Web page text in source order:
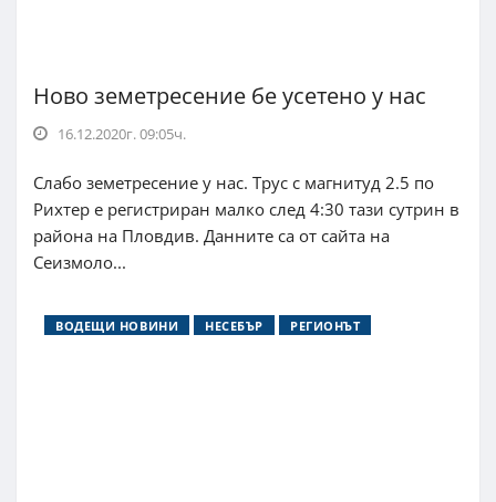
Ново земетресение бе усетено у нас
16.12.2020г. 09:05ч.
Слабо земетресение у нас. Трус с магнитуд 2.5 по
Рихтер е регистриран малко след 4:30 тази сутрин в
района на Пловдив. Данните са от сайта на
Сеизмоло...
ВОДЕЩИ НОВИНИ НЕСЕБЪР РЕГИОНЪТ